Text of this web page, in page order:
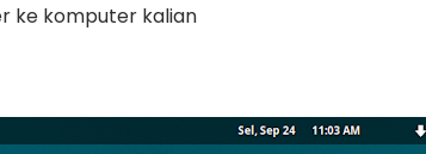
ke komputer kalian